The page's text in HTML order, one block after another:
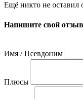
Ещё никто не оставил
Напишите свой
Имя / Псевдоним
Плюсы